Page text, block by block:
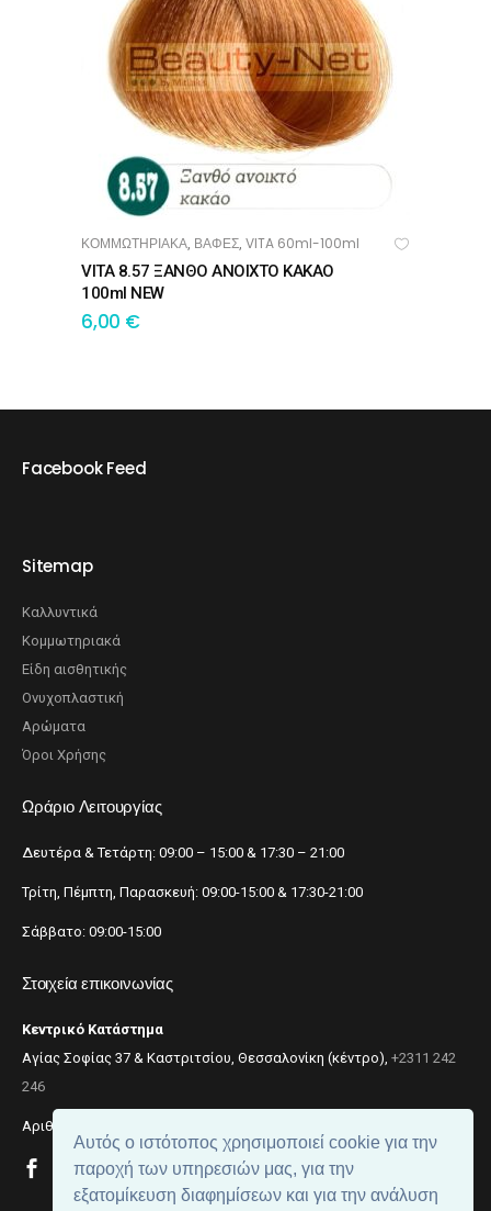
Αυτός ο ιστότοπος χρησιμοποιεί cookie για την
παροχή των υπηρεσιών μας, για την
εξατομίκευση διαφημίσεων και για την ανάλυση
ΠΡΟΣΘΉΚΗ ΣΤΟ ΚΑΛΆΘΙ
ΚΟΜΜΩΤΗΡΙΑΚΑ, ΒΑΦΕΣ, VITA 60ml-100ml
VITA 8.57 ΞΑΝΘΟ ΑΝΟΙΧΤΟ ΚΑΚΑΟ
100ml NEW
6,00 €
Facebook Feed
Sitemap
Καλλυντικά
Κομμωτηριακά
Είδη αισθητικής
Ονυχοπλαστική
Αρώματα
Όροι Χρήσης
Ωράριο Λειτουργίας
Δευτέρα & Τετάρτη: 09:00 – 15:00 & 17:30 – 21:00
Τρίτη, Πέμπτη, Παρασκευή: 09:00-15:00 & 17:30-21:00
Σάββατο: 09:00-15:00
Στοιχεία επικοινωνίας
Κεντρικό Κατάστημα
Αγίας Σοφίας 37 & Καστριτσίου, Θεσσαλονίκη (κέντρο), +2311 242
246
Αριθμός ΓΕΜΗ: 059299204000